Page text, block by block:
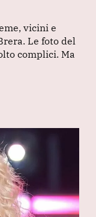
vicini e
Le foto del
complici. Ma